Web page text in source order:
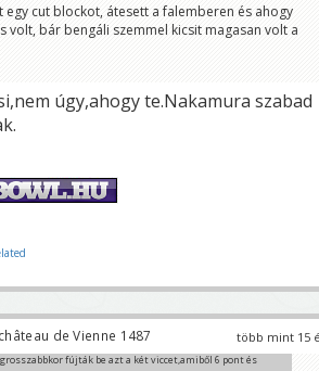
cut blockot, átesett a falemberen és ahogy
bár bengáli szemmel kicsit magasan volt a
úgy,ahogy te.Nakamura szabad
több mint 15
de Vienne 1487
fújták be azt a két viccet,amiből 6 pont és